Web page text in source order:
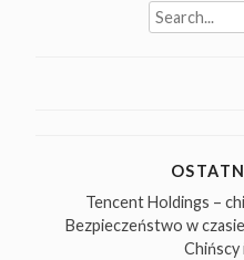
Search
for:
Tencent Holdings –
Bezpieczeństwo w